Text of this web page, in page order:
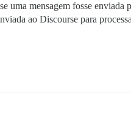
uma mensagem fosse
ao Discourse para